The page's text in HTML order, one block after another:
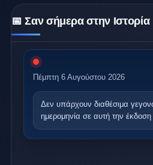
📅 Σαν σήμερα στην Ιστορία
Πέμπτη 6 Αυγούστου 2026
Δεν υπάρχουν διαθέσιμα
ημερομηνία σε αυτή την